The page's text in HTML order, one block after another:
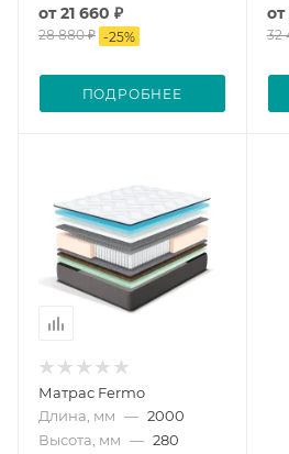
от21 660 ₽
28 880 ₽ -25%
ПОДРОБНЕЕ
от
32
Матрас Fermo
Длина, мм — 2000
Высота, мм — 280